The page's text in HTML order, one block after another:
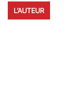
L’AUTEUR